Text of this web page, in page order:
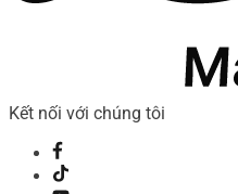
Kết nối với chúng tôi